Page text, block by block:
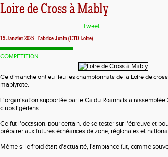
Loire de Cross à Mably
Tweet
15 Janvier 2025 - Fabrice Jonin (CTD Loire)
COMPETITION
Ce dimanche ont eu lieu les championnats de la Loire de
mablyrote.
L'organisation supportée par le Ca du Roannais a rassemblée
clubs ligériens.
Ce fut l'occasion, pour certain, de se tester sur l'épreuve et
préparer aux futures échéances de zone, régionales et
Même si le froid était d'actualité, l'ambiance fut, comme